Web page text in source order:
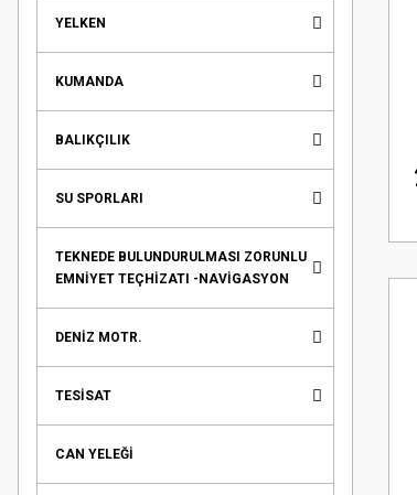
YELKEN
KUMANDA
BALIKÇILIK
SU SPORLARI
TEKNEDE BULUNDURULMASI ZORUNLU
EMNİYET TEÇHİZATI -NAVİGASYON
DENİZ MOTR.
TESİSAT
CAN YELEĞİ